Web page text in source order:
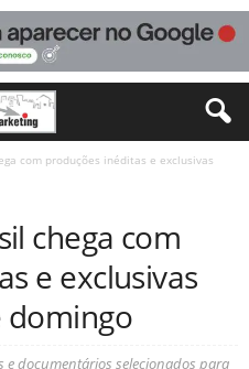
com produções inéditas e exclusivas
chega com
e exclusivas
domingo
e documentários selecionados para